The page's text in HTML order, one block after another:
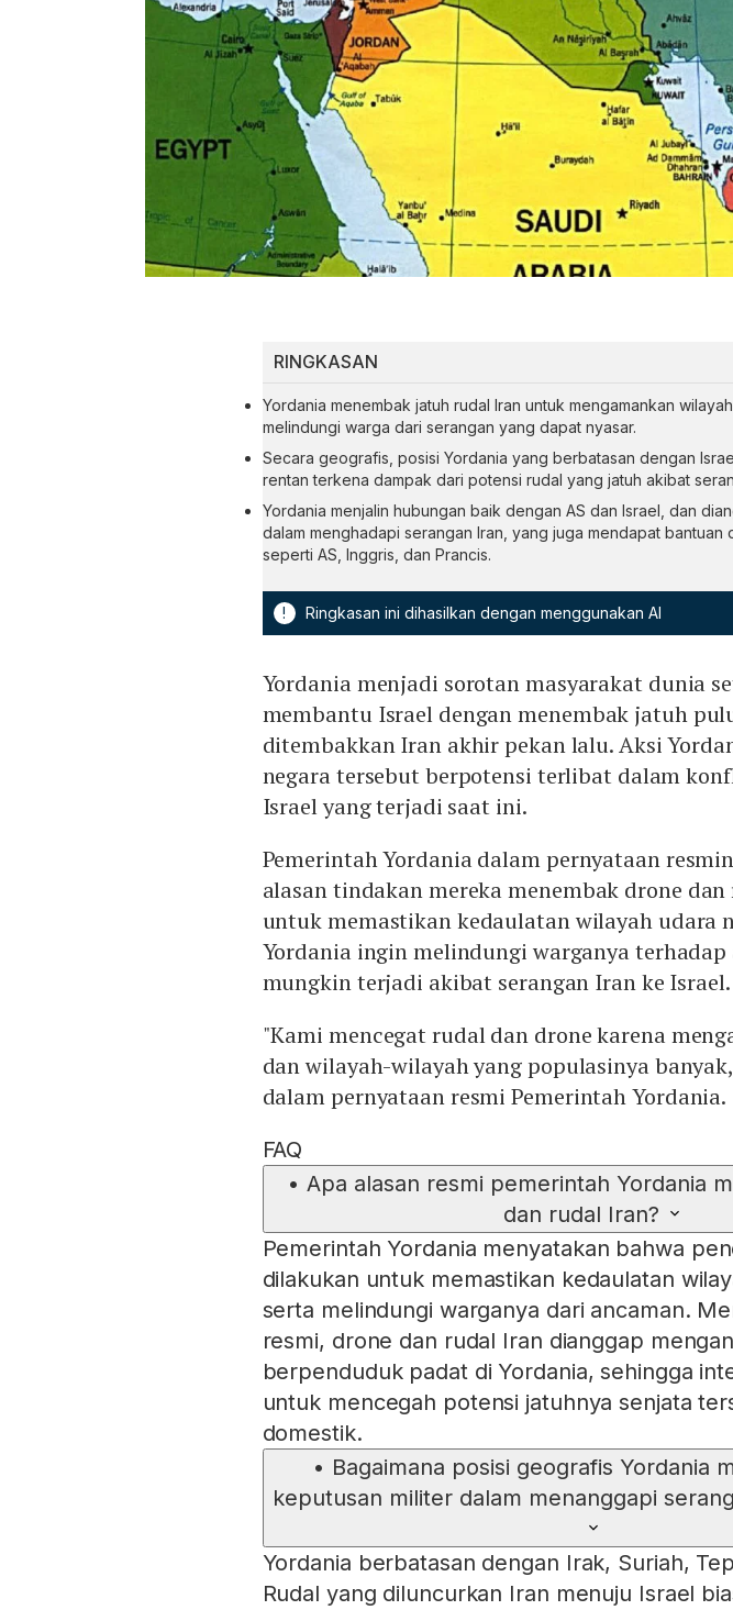
RINGKASAN
Yordania menembak jatuh rudal Iran untuk mengamankan
melindungi warga dari serangan yang dapat nyasar.
Secara geografis, posisi Yordania yang berbatasan dengan
rentan terkena dampak dari potensi rudal yang jatuh akibat
Yordania menjalin hubungan baik dengan AS dan Israel, dan
dalam menghadapi serangan Iran, yang juga mendapat bantuan
seperti AS, Inggris, dan Prancis.
! Ringkasan ini dihasilkan dengan menggunakan AI
Yordania menjadi sorotan masyarakat dunia
membantu Israel dengan menembak jatuh
ditembakkan Iran akhir pekan lalu. Aksi
negara tersebut berpotensi terlibat dalam
Israel yang terjadi saat ini.
Pemerintah Yordania dalam pernyataan
alasan tindakan mereka menembak drone
untuk memastikan kedaulatan wilayah udara
Yordania ingin melindungi warganya terhadap
mungkin terjadi akibat serangan Iran ke Israel.
"Kami mencegat rudal dan drone karena
dan wilayah-wilayah yang populasinya
dalam pernyataan resmi Pemerintah Yordania.
FAQ
• Apa alasan resmi pemerintah Yordania
dan rudal Iran?
Pemerintah Yordania menyatakan bahwa
dilakukan untuk memastikan kedaulatan
serta melindungi warganya dari ancaman.
resmi, drone dan rudal Iran dianggap
berpenduduk padat di Yordania, sehingga
untuk mencegah potensi jatuhnya senjata
domestik.
• Bagaimana posisi geografis Yordania
keputusan militer dalam menanggapi
Yordania berbatasan dengan Irak, Suriah,
Rudal yang diluncurkan Iran menuju Israel